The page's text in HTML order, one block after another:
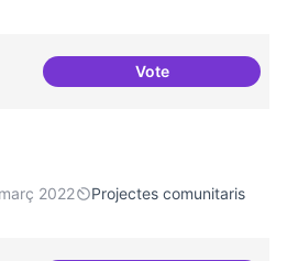
VoteProjecte Xarxa
2022
Projectes comunitaris